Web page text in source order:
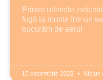
Printre ultimele
fugă la munte într-un
bucurăm de aerul
15 decembrie 2022 Niciun